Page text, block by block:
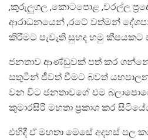
,කුරුලුගල ,කොටපොළ ,වරල්ල
ආරාධනයෙන් ,රටේ වත්මන්
කිරීමට පැවැති සුහද හමු කීපයකට
ජනතාව ආණ්ඩුවක් පත් කර
සතුටින් ජීවත් වීමට බවත්
වන විට ජනතාවගේ එම
කුමාරසිරි මහතා ප්‍රකාශ කර
එහිදී ඒ මහතා මෙසේ අදහස් පල